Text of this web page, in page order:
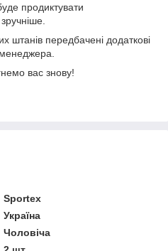
продиктувати
штанів передбачені додаткові
вас знову!
Sportex
Україна
Чоловіча